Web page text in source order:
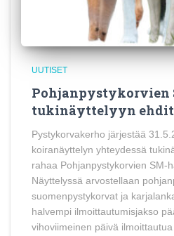
UUTISET
Pohjanpystykorvien
tukinäyttelyyn
Pystykorvakerho järjestää
koiranäyttelyn yhteydessä
rahaa Pohjanpystykorvien SM-
Näyttelyssä arvostellaan
suomenpystykorvat ja
halvempi ilmoittautumisjakso
vihoviimeinen päivä